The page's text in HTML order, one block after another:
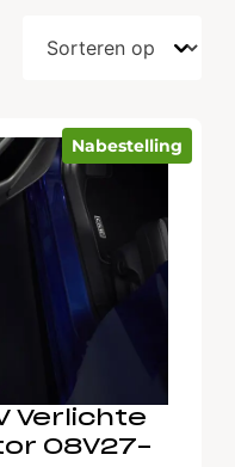
Nabestelling
Verlichte
08V27-